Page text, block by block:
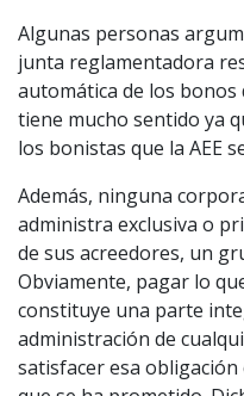
Algunas personas
junta reglamentadora
automática de los bonos
tiene mucho sentido ya
los bonistas que la AEE
Además, ninguna
administra exclusiva o
de sus acreedores, un
Obviamente, pagar lo
constituye una parte
administración de
satisfacer esa